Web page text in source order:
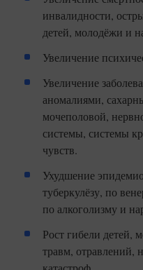
инвалидности,
детей, молодёжи и
Увеличение
Увеличение
аномалиями,
мочеполовой,
системы, системы
чувств.
Ухудшение
туберкулёзу, по
по алкоголизму и
Рост гибели детей,
травм, отравлений,